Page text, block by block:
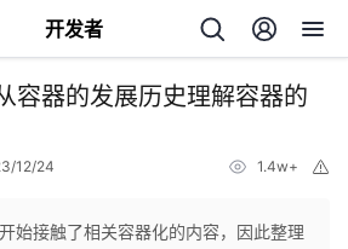
开发者
器的发展历史理解容器的
12/24 1.4w+
始接触了相关容器化的内容，因此整理